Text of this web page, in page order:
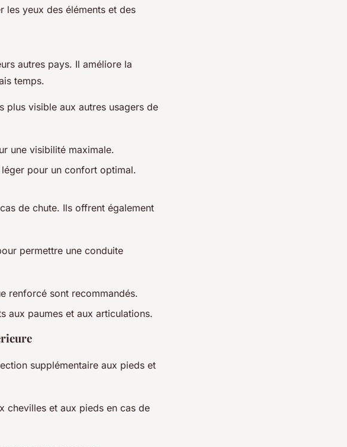
les yeux des éléments et des
autres pays. Il améliore la
temps.
visible aux autres usagers de
une visibilité maximale.
pour un confort optimal.
de chute. Ils offrent également
permettre une conduite
renforcé sont recommandés.
aux paumes et aux articulations.
supplémentaire aux pieds et
chevilles et aux pieds en cas de